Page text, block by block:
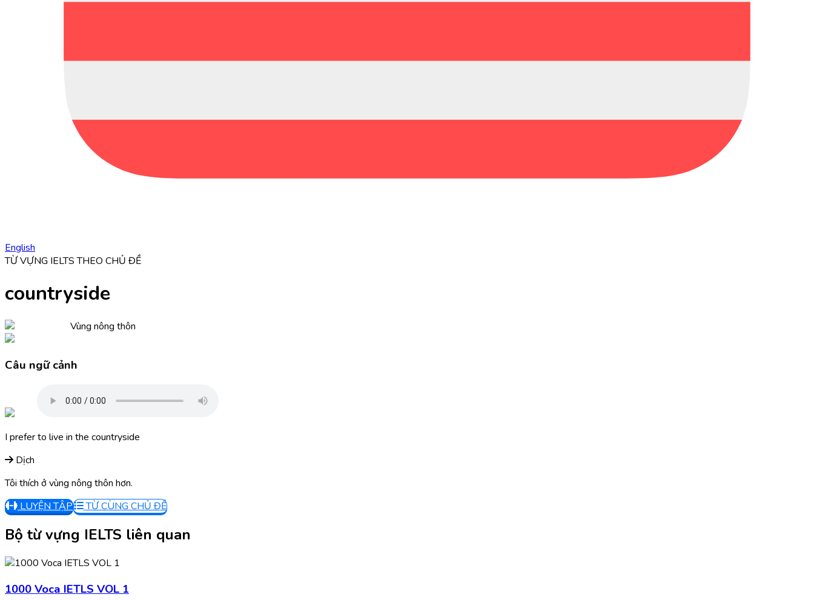
English
TỪ VỰNG IELTS THEO CHỦ ĐỀ
countryside
Vùng nông thôn
Câu ngữ cảnh
I prefer to live in the countryside
Dịch
Tôi thích ở vùng nông thôn hơn.
LUYỆN TẬP
TỪ CÙNG CHỦ ĐỀ
Bộ từ vựng IELTS liên quan
1000 Voca IETLS VOL 1